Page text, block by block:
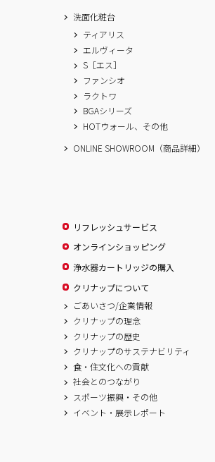
洗面化粧台
ティアリス
エルヴィータ
S［エス］
ファンシオ
ラクトワ
BGAシリーズ
HOTウォール、その他
ONLINE SHOWROOM（商品詳細）
リフレッシュサービス
オンラインショッピング
浄水器カートリッジの購入
クリナップについて
ごあいさつ/企業情報
クリナップの理念
クリナップの歴史
クリナップのサステナビリティ
食・住文化への貢献
社会とのつながり
スポーツ振興・その他
イベント・展示レポート